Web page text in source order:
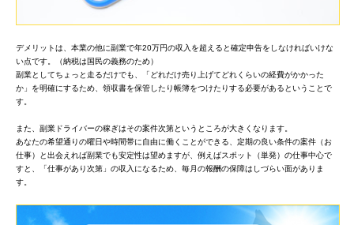
デメリットは、本業の他に副業で年20万円の収入を超えると確定申告をしなければいけな
い点です。（納税は国民の義務のため）
副業としてちょっと走るだけでも、「どれだけ売り上げてどれくらいの経費がかかった
か」を明確にするため、領収書を保管したり帳簿をつけたりする必要があるということで
す。
また、副業ドライバーの稼ぎはその案件次第というところが大きくなります。
あなたの希望通りの曜日や時間帯に自由に働くことができる、定期の良い条件の案件（お
仕事）と出会えれば副業でも安定性は望めますが、例えばスポット（単発）の仕事中心で
すと、「仕事があり次第」の収入になるため、毎月の報酬の保障はしづらい面がありま
す。